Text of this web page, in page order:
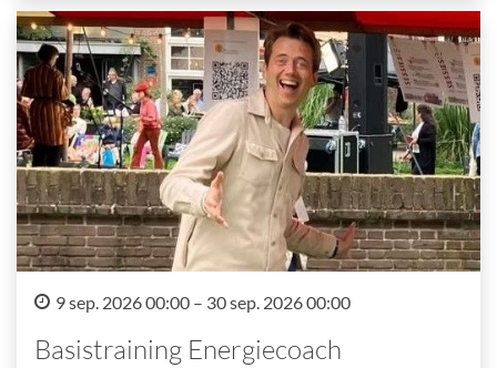
9 sep. 2026 00:00 – 30 sep. 2026 00:00
Basistraining Energiecoach